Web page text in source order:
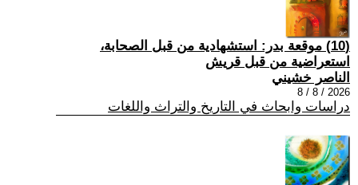
(10) موقعة بدر: استشهادية من قبل الصحابة،
استعراضية من قبل قريش
الناصر خشيني
2026 / 8 / 8
دراسات وابحاث في التاريخ والتراث واللغات